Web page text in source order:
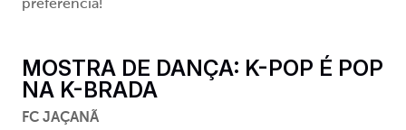
preferência!
MOSTRA DE DANÇA: K-POP É POP
NA K-BRADA
FC JAÇANÃ